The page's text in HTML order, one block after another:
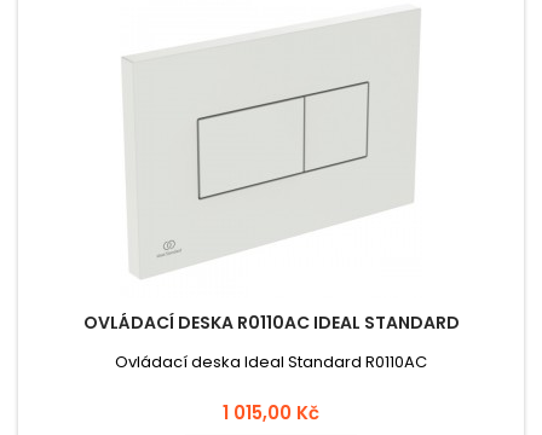
OVLÁDACÍ DESKA R0110AC IDEAL STANDARD
Ovládací deska Ideal Standard R0110AC
1 015,00 Kč